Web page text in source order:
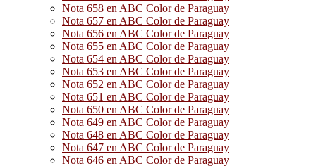
Nota 658 en ABC Color de Paraguay
Nota 657 en ABC Color de Paraguay
Nota 656 en ABC Color de Paraguay
Nota 655 en ABC Color de Paraguay
Nota 654 en ABC Color de Paraguay
Nota 653 en ABC Color de Paraguay
Nota 652 en ABC Color de Paraguay
Nota 651 en ABC Color de Paraguay
Nota 650 en ABC Color de Paraguay
Nota 649 en ABC Color de Paraguay
Nota 648 en ABC Color de Paraguay
Nota 647 en ABC Color de Paraguay
Nota 646 en ABC Color de Paraguay